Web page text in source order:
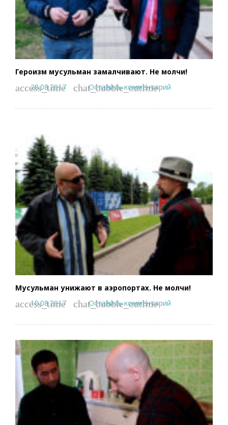
Героизм мусульман замалчивают. Не молчи!
access_time
28.08.2017 chat_bubble_outline
Оставить комментарий
Мусульман унижают в аэропортах. Не молчи!
access_time
10.08.2017 chat_bubble_outline
Оставить комментарий